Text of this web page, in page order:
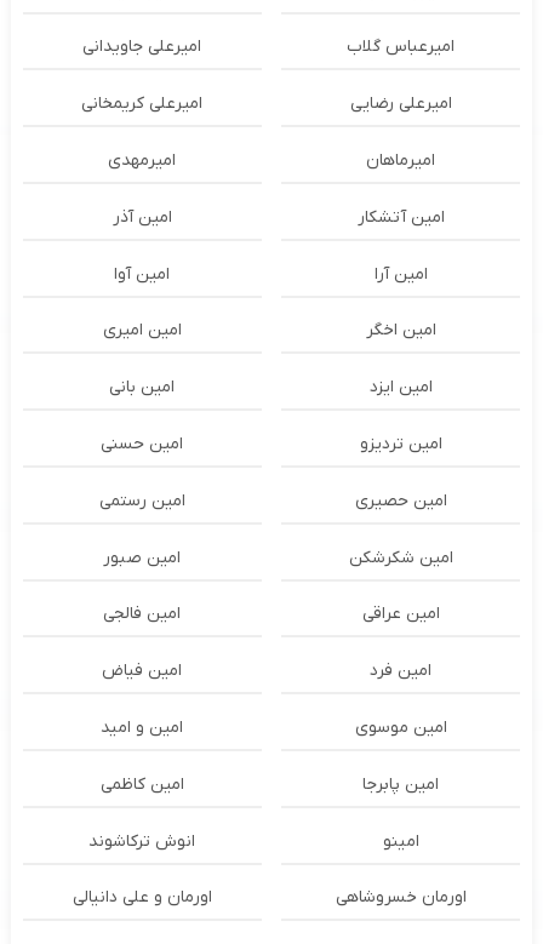
امیرعباس گلاب امیرعلی جاویدانی
امیرعلی رضایی امیرعلی کریمخانی
امیرماهان امیرمهدی
امین آتشکار امین آذر
امین آرا امین آوا
امین اخگر امین امیری
امین ایزد امین بانی
امین تردیزو امین حسنی
امین حصیری امین رستمی
امین شکرشکن امین صبور
امین عراقی امین فالجی
امین فرد امین فیاض
امین موسوی امین و امید
امین پابرجا امین کاظمی
امینو انوش ترکاشوند
اورمان خسروشاهی اورمان و علی دانیالی